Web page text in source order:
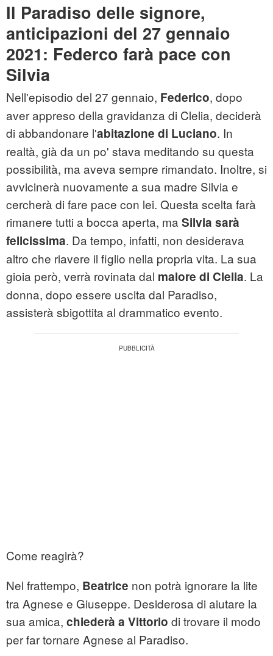
Il Paradiso delle signore,
anticipazioni del 27 gennaio
2021: Federco farà pace con
Silvia
Nell'episodio del 27 gennaio, Federico, dopo
aver appreso della gravidanza di Clelia, deciderà
di abbandonare l'abitazione di Luciano. In
realtà, già da un po' stava meditando su questa
possibilità, ma aveva sempre rimandato. Inoltre, si
avvicinerà nuovamente a sua madre Silvia e
cercherà di fare pace con lei. Questa scelta farà
rimanere tutti a bocca aperta, ma Silvia sarà
felicissima. Da tempo, infatti, non desiderava
altro che riavere il figlio nella propria vita. La sua
gioia però, verrà rovinata dal malore di Clelia. La
donna, dopo essere uscita dal Paradiso,
assisterà sbigottita al drammatico evento.
Come reagirà?
Nel frattempo, Beatrice non potrà ignorare la lite
tra Agnese e Giuseppe. Desiderosa di aiutare la
sua amica, chiederà a Vittorio di trovare il modo
per far tornare Agnese al Paradiso.